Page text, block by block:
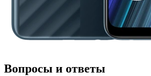
Вопросы и ответы